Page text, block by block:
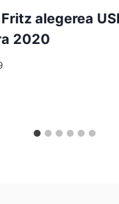
alegerea
2020